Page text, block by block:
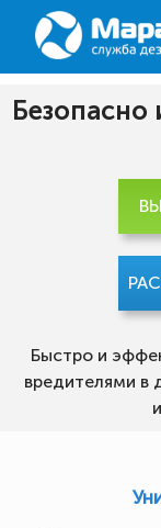
Быстро и
вредителями в